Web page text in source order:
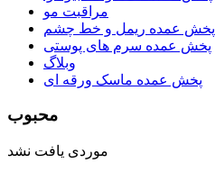
مراقبت مو
پخش عمده ریمل و خط چشم
پخش عمده سرم های پوستی
وبلاگ
پخش عمده ماسک ورقه ای
محبوب
موردی یافت نشد